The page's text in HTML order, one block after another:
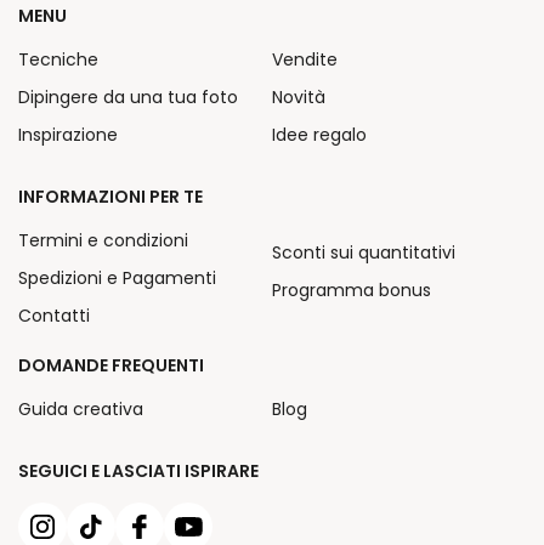
SEGUICI E LASCIATI ISPIRARE
MENU
Tecniche
Dipingere da una tua foto
Inspirazione
Vendite
Novità
Idee regalo
INFORMAZIONI PER TE
Termini e condizioni
Spedizioni e Pagamenti
Contatti
Sconti sui quantitativi
Programma bonus
DOMANDE FREQUENTI
Guida creativa
Blog